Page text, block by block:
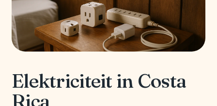
Elektriciteit in Costa
Rica